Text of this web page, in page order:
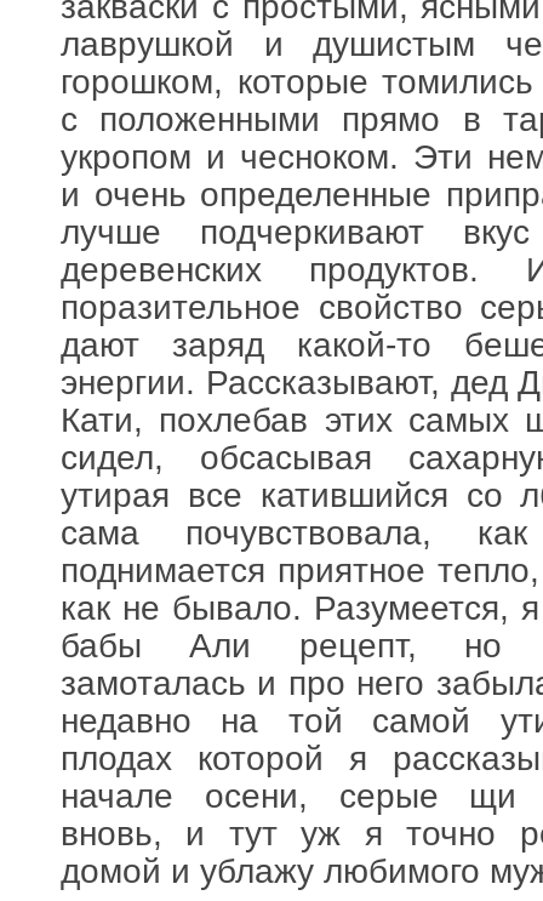
лаврушкой и душистым
горошком, которые
с положенными прямо в
укропом и чесноком. Эти
и очень определенные
лучше подчеркивают вкус
деревенских
поразительное свойство
дают заряд какой-то
энергии. Рассказывают,
Кати, похлебав этих самых
сидел, обсасывая
утирая все катившийся со
сама почувствовала,
поднимается приятное
как не бывало. Разумеется,
бабы Али рецепт, но
замоталась и про него
недавно на той самой
плодах которой я
начале осени, серые щи
вновь, и тут уж я точно
домой и ублажу любимого